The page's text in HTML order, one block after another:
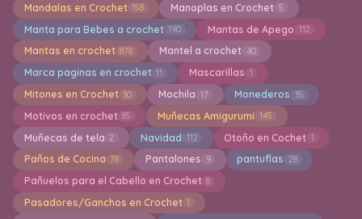
Mandalas en Crochet 158 Manoplas en Crochet 5
Manta para Bebes a crochet 190 Mantas de Apego 112
Mantas en crochet 878 Mantel a crochet 40
Marca paginas en crochet 11 Mascarillas 1
Mitones en Crochet 30 Mochila 17 Monederos 35
Motivos en crochet 85 Muñecas Amigurumi 145
Muñecas de tela 2 Navidad 112 Otoño en Cochet 1
Paños de Cocina 78 Pantalones 9 pantuflas 28
Pañuelos para el Cabello en Crochet 8
Pasadores/Ganchos en Crochet 1